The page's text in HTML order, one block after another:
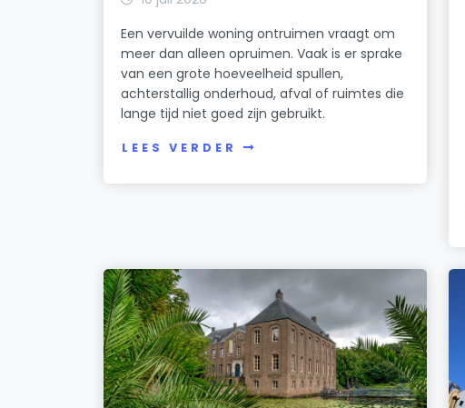
Een vervuilde woning ontruimen vraagt om
meer dan alleen opruimen. Vaak is er sprake
van een grote hoeveelheid spullen,
achterstallig onderhoud, afval of ruimtes die
lange tijd niet goed zijn gebruikt.
LEES VERDER